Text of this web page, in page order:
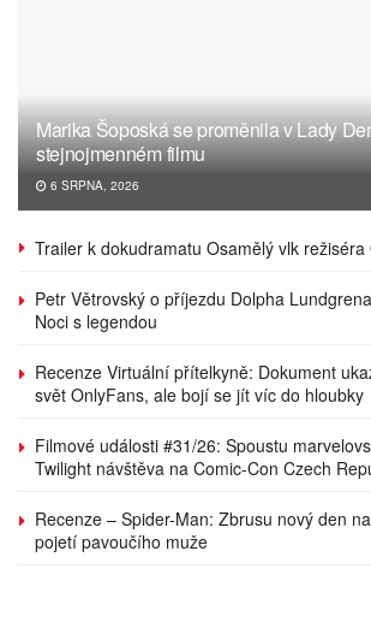
Marika Šoposká se proměnila v Lady
stejnojmenném filmu
6 SRPNA, 2026
Trailer k dokudramatu Osamělý vlk režiséra
Petr Větrovský o příjezdu Dolpha
Noci s legendou
Recenze Virtuální přítelkyně: Dokument
svět OnlyFans, ale bojí se jít víc do hloubky
Filmové události #31/26: Spoustu
Twilight návštěva na Comic-Con Czech
Recenze – Spider-Man: Zbrusu nový den
pojetí pavoučího muže